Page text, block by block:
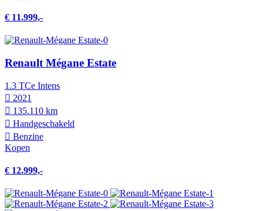
€ 11.999,-
Renault Mégane Estate
1.3 TCe Intens
2021
135.110 km
Hand­geschakeld
Benzine
Kopen
€ 12.999,-